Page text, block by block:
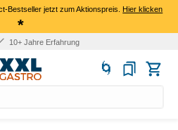
Bestseller jetzt zum Aktionspreis.Hier klicken
*
Jahre Erfahrung